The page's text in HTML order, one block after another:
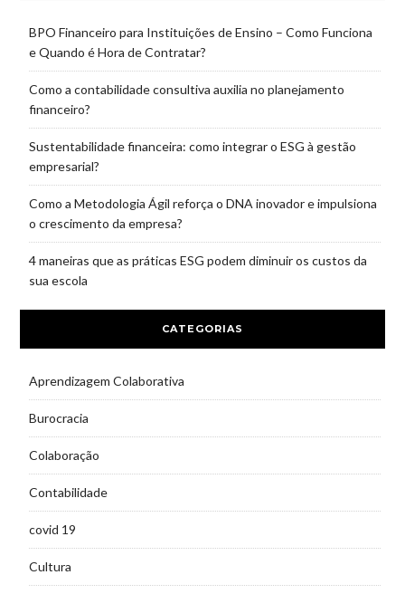
BPO Financeiro para Instituições de Ensino – Como Funciona
e Quando é Hora de Contratar?
Como a contabilidade consultiva auxilia no planejamento
financeiro?
Sustentabilidade financeira: como integrar o ESG à gestão
empresarial?
Como a Metodologia Ágil reforça o DNA inovador e impulsiona
o crescimento da empresa?
4 maneiras que as práticas ESG podem diminuir os custos da
sua escola
CATEGORIAS
Aprendizagem Colaborativa
Burocracia
Colaboração
Contabilidade
covid 19
Cultura